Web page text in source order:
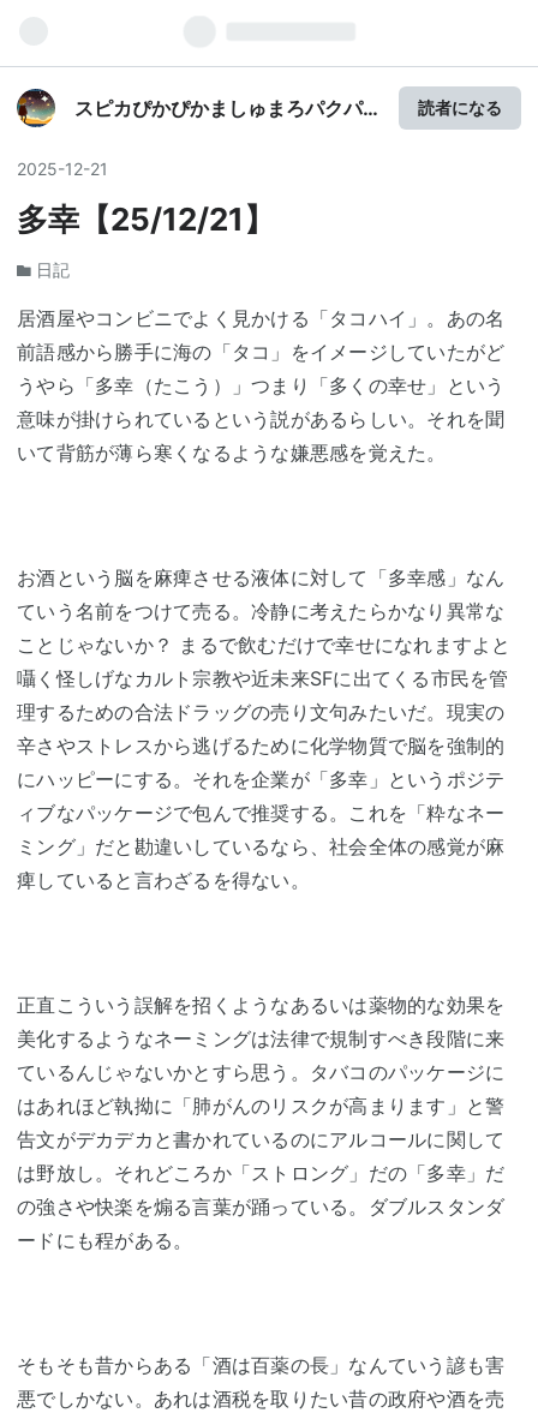
スピカぴかぴかましゅまろパクパ
読者になる
2025-12-21
多幸【25/12/21】
日記
居酒屋やコンビニでよく見かける「タコハイ」。あの名
前語感から勝手に海の「タコ」をイメージしていたがど
うやら「多幸（たこう）」つまり「多くの幸せ」という
意味が掛けられているという説があるらしい。それを聞
いて背筋が薄ら寒くなるような嫌悪感を覚えた。
お酒という脳を麻痺させる液体に対して「多幸感」なん
ていう名前をつけて売る。冷静に考えたらかなり異常な
ことじゃないか？ まるで飲むだけで幸せになれますよと
囁く怪しげなカルト宗教や近未来SFに出てくる市民を管
理するための合法ドラッグの売り文句みたいだ。現実の
辛さやストレスから逃げるために化学物質で脳を強制的
にハッピーにする。それを企業が「多幸」というポジテ
ィブなパッケージで包んで推奨する。これを「粋なネー
ミング」だと勘違いしているなら、社会全体の感覚が麻
痺していると言わざるを得ない。
正直こういう誤解を招くようなあるいは薬物的な効果を
美化するようなネーミングは法律で規制すべき段階に来
ているんじゃないかとすら思う。タバコのパッケージに
はあれほど執拗に「肺がんのリスクが高まります」と警
告文がデカデカと書かれているのにアルコールに関して
は野放し。それどころか「ストロング」だの「多幸」だ
の強さや快楽を煽る言葉が踊っている。ダブルスタンダ
ードにも程がある。
そもそも昔からある「酒は百薬の長」なんていう諺も害
悪でしかない。あれは酒税を取りたい昔の政府や酒を売